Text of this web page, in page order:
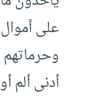
على
أدنى ألم